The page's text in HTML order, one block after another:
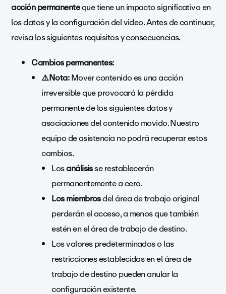
acción permanenteque tiene un impacto significativo en
los datos y la configuración del video. Antes de continuar,
revisa los siguientes requisitos y consecuencias.
Cambios permanentes:
⚠️Nota:Mover contenido es una acción
irreversible que provocará la pérdida
permanente de los siguientes datos y
asociaciones del contenido movido. Nuestro
equipo de asistencia no podrá recuperar estos
cambios.
Losanálisisse restablecerán
permanentemente a cero.
Los miembrosdel área de trabajo original
perderán el acceso, a menos que también
estén en el área de trabajo de destino.
Los valores predeterminados o las
restricciones establecidas en el área de
trabajo de destino pueden anular la
configuración existente.